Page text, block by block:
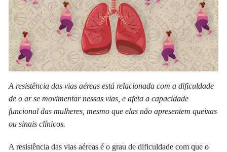
A resistência das vias aéreas está relacionada com a dificuldade
de o ar se movimentar nessas vias, e afeta a capacidade
funcional das mulheres, mesmo que elas não apresentem queixas
ou sinais clínicos.
A resistência das vias aéreas é o grau de dificuldade com que o